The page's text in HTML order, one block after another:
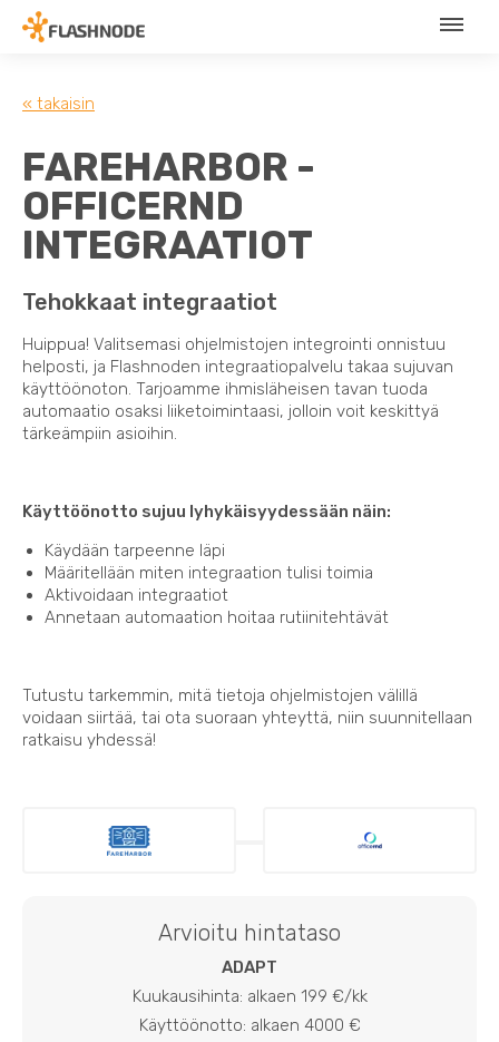
« takaisin
FAREHARBOR -
OFFICERND
INTEGRAATIOT
Tehokkaat integraatiot
Huippua! Valitsemasi ohjelmistojen integrointi onnistuu
helposti, ja Flashnoden integraatiopalvelu takaa sujuvan
käyttöönoton. Tarjoamme ihmisläheisen tavan tuoda
automaatio osaksi liiketoimintaasi, jolloin voit keskittyä
tärkeämpiin asioihin.
Käyttöönotto sujuu lyhykäisyydessään näin:
Käydään tarpeenne läpi
Määritellään miten integraation tulisi toimia
Aktivoidaan integraatiot
Annetaan automaation hoitaa rutiinitehtävät
Tutustu tarkemmin, mitä tietoja ohjelmistojen välillä
voidaan siirtää, tai ota suoraan yhteyttä, niin suunnitellaan
ratkaisu yhdessä!
Arvioitu hintataso
ADAPT
Kuukausihinta: alkaen 199 €/kk
Käyttöönotto: alkaen 4000 €